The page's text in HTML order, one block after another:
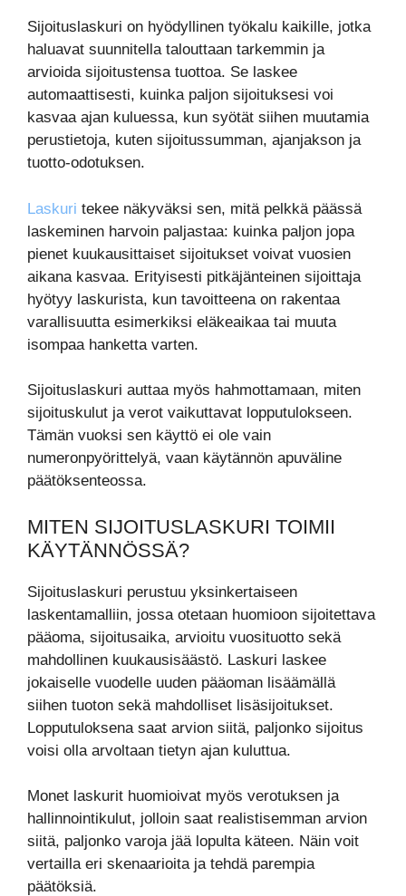
Sijoituslaskuri on hyödyllinen työkalu kaikille, jotka
haluavat suunnitella talouttaan tarkemmin ja
arvioida sijoitustensa tuottoa. Se laskee
automaattisesti, kuinka paljon sijoituksesi voi
kasvaa ajan kuluessa, kun syötät siihen muutamia
perustietoja, kuten sijoitussumman, ajanjakson ja
tuotto-odotuksen.
Laskuri tekee näkyväksi sen, mitä pelkkä päässä
laskeminen harvoin paljastaa: kuinka paljon jopa
pienet kuukausittaiset sijoitukset voivat vuosien
aikana kasvaa. Erityisesti pitkäjänteinen sijoittaja
hyötyy laskurista, kun tavoitteena on rakentaa
varallisuutta esimerkiksi eläkeaikaa tai muuta
isompaa hanketta varten.
Sijoituslaskuri auttaa myös hahmottamaan, miten
sijoituskulut ja verot vaikuttavat lopputulokseen.
Tämän vuoksi sen käyttö ei ole vain
numeronpyörittelyä, vaan käytännön apuväline
päätöksenteossa.
MITEN SIJOITUSLASKURI TOIMII
KÄYTÄNNÖSSÄ?
Sijoituslaskuri perustuu yksinkertaiseen
laskentamalliin, jossa otetaan huomioon sijoitettava
pääoma, sijoitusaika, arvioitu vuosituotto sekä
mahdollinen kuukausisäästö. Laskuri laskee
jokaiselle vuodelle uuden pääoman lisäämällä
siihen tuoton sekä mahdolliset lisäsijoitukset.
Lopputuloksena saat arvion siitä, paljonko sijoitus
voisi olla arvoltaan tietyn ajan kuluttua.
Monet laskurit huomioivat myös verotuksen ja
hallinnointikulut, jolloin saat realistisemman arvion
siitä, paljonko varoja jää lopulta käteen. Näin voit
vertailla eri skenaarioita ja tehdä parempia
päätöksiä.